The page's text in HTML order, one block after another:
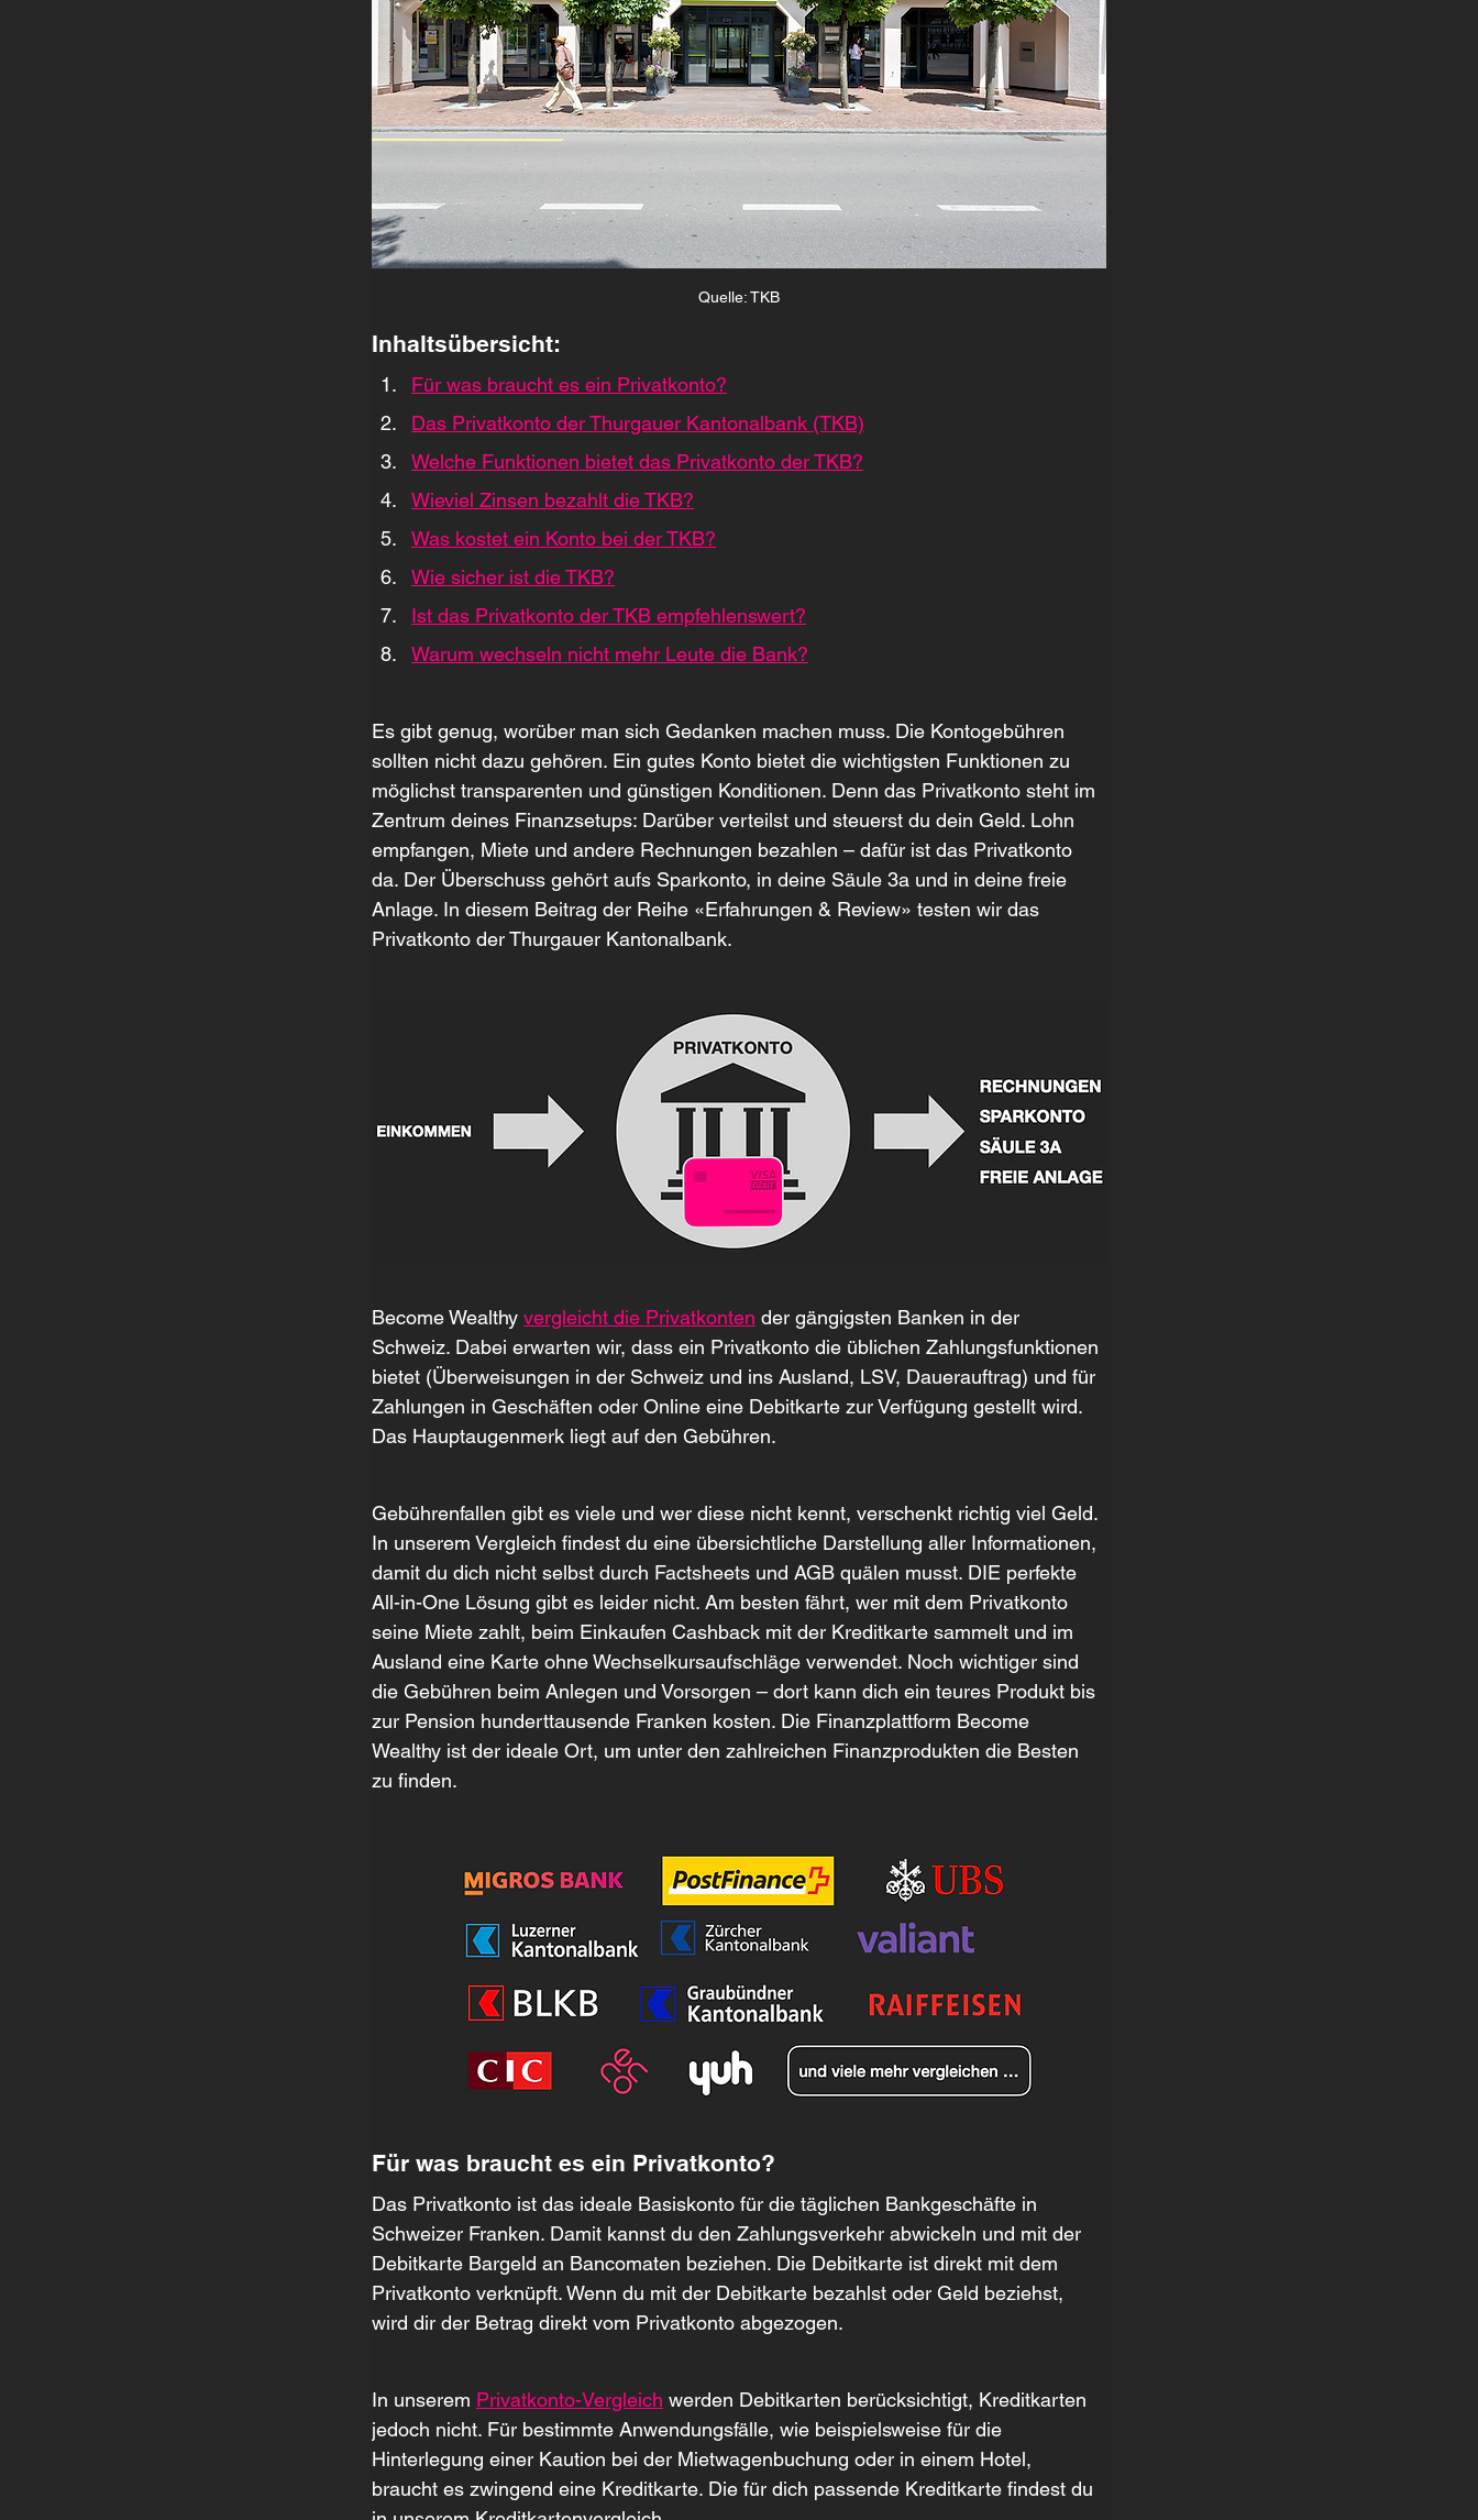
Quelle: TKB
Inhaltsübersicht:
Für was braucht es ein Privatkonto?
Das Privatkonto der Thurgauer Kantonalbank (TKB)
Welche Funktionen bietet das Privatkonto der TKB?
Wieviel Zinsen bezahlt die TKB?
Was kostet ein Konto bei der TKB?
Wie sicher ist die TKB?
Ist das Privatkonto der TKB empfehlenswert?
Warum wechseln nicht mehr Leute die Bank?
Es gibt genug, worüber man sich Gedanken machen muss. Die Kontogebühren
sollten nicht dazu gehören. Ein gutes Konto bietet die wichtigsten Funktionen zu
möglichst transparenten und günstigen Konditionen. Denn das Privatkonto steht im
Zentrum deines Finanzsetups: Darüber verteilst und steuerst du dein Geld. Lohn
empfangen, Miete und andere Rechnungen bezahlen – dafür ist das Privatkonto
da. Der Überschuss gehört aufs Sparkonto, in deine Säule 3a und in deine freie
Anlage. In diesem Beitrag der Reihe «Erfahrungen & Review» testen wir das
Privatkonto der Thurgauer Kantonalbank.
Become Wealthy vergleicht die Privatkonten der gängigsten Banken in der
Schweiz. Dabei erwarten wir, dass ein Privatkonto die üblichen Zahlungsfunktionen
bietet (Überweisungen in der Schweiz und ins Ausland, LSV, Dauerauftrag) und für
Zahlungen in Geschäften oder Online eine Debitkarte zur Verfügung gestellt wird.
Das Hauptaugenmerk liegt auf den Gebühren.
Gebührenfallen gibt es viele und wer diese nicht kennt, verschenkt richtig viel Geld.
In unserem Vergleich findest du eine übersichtliche Darstellung aller Informationen,
damit du dich nicht selbst durch Factsheets und AGB quälen musst. DIE perfekte
All-in-One Lösung gibt es leider nicht. Am besten fährt, wer mit dem Privatkonto
seine Miete zahlt, beim Einkaufen Cashback mit der Kreditkarte sammelt und im
Ausland eine Karte ohne Wechselkursaufschläge verwendet. Noch wichtiger sind
die Gebühren beim Anlegen und Vorsorgen – dort kann dich ein teures Produkt bis
zur Pension hunderttausende Franken kosten. Die Finanzplattform Become
Wealthy ist der ideale Ort, um unter den zahlreichen Finanzprodukten die Besten
zu finden.
Für was braucht es ein Privatkonto?
Das Privatkonto ist das ideale Basiskonto für die täglichen Bankgeschäfte in
Schweizer Franken. Damit kannst du den Zahlungsverkehr abwickeln und mit der
Debitkarte Bargeld an Bancomaten beziehen. Die Debitkarte ist direkt mit dem
Privatkonto verknüpft. Wenn du mit der Debitkarte bezahlst oder Geld beziehst,
wird dir der Betrag direkt vom Privatkonto abgezogen.
In unserem Privatkonto-Vergleich werden Debitkarten berücksichtigt, Kreditkarten
jedoch nicht. Für bestimmte Anwendungsfälle, wie beispielsweise für die
Hinterlegung einer Kaution bei der Mietwagenbuchung oder in einem Hotel,
braucht es zwingend eine Kreditkarte. Die für dich passende Kreditkarte findest du